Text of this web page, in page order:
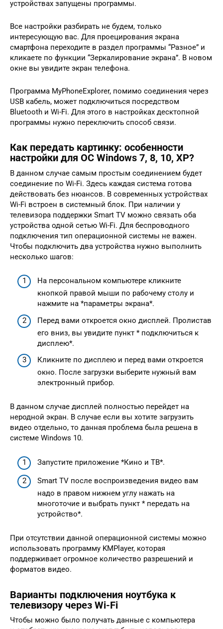
устройствах запущены программы.
Все настройки разбирать не будем, только
интересующую вас. Для проецирования экрана
смартфона переходите в раздел программы “Разное” и
кликаете по функции “Зеркалирование экрана”. В новом
окне вы увидите экран телефона.
Программа MyPhoneExplorer, помимо соединения через
USB кабель, может подключиться посредством
Bluetooth и Wi-Fi. Для этого в настройках десктопной
программы нужно переключить способ связи.
Как передать картинку: особенности
настройки для ОС Windows 7, 8, 10, XP?
В данном случае самым простым соединением будет
соединение по Wi-Fi. Здесь каждая система готова
действовать без нюансов. В современных устройствах
Wi-Fi встроен в системный блок. При наличии у
телевизора поддержки Smart TV можно связать оба
устройства одной сетью Wi-Fi. Для беспроводного
подключения тип операционной системы не важен.
Чтобы подключить два устройства нужно выполнить
несколько шагов:
На персональном компьютере кликните
кнопкой правой мыши по рабочему столу и
нажмите на *параметры экрана*.
Перед вами откроется окно дисплей. Пролистав
его вниз, вы увидите пункт * подключиться к
дисплею*.
Кликните по дисплею и перед вами откроется
окно. После загрузки выберите нужный вам
электронный прибор.
В данном случае дисплей полностью перейдет на
неродной экран. В случае если вы хотите загрузить
видео отдельно, то данная проблема была решена в
системе Windows 10.
Запустите приложение *Кино и ТВ*.
Smart TV после воспроизведения видео вам
надо в правом нижнем углу нажать на
многоточие и выбрать пункт * передать на
устройство*.
При отсутствии данной операционной системы можно
использовать программу KMPlayer, которая
поддерживает огромное количество разрешений и
форматов видео.
Варианты подключения ноутбука к
телевизору через Wi-Fi
Чтобы можно было получать данные с компьютера